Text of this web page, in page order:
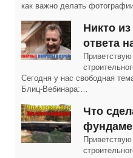
как важно делать
Никто
ответа
Сегодня у нас свободная
Блиц-Вебинара:…
Что